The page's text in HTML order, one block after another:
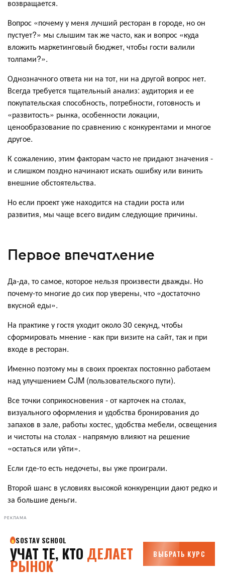
возвращается.
Вопрос «почему у меня лучший ресторан в городе, но он
пустует?» мы слышим так же часто, как и вопрос «куда
вложить маркетинговый бюджет, чтобы гости валили
толпами?».
Однозначного ответа ни на тот, ни на другой вопрос нет.
Всегда требуется тщательный анализ: аудитория и ее
покупательская способность, потребности, готовность и
«развитость» рынка, особенности локации,
ценообразование по сравнению с конкурентами и многое
другое.
К сожалению, этим факторам часто не придают значения -
и слишком поздно начинают искать ошибку или винить
внешние обстоятельства.
Но если проект уже находится на стадии роста или
развития, мы чаще всего видим следующие причины.
Первое впечатление
Да-да, то самое, которое нельзя произвести дважды. Но
почему-то многие до сих пор уверены, что «достаточно
вкусной еды».
На практике у гостя уходит около 30 секунд, чтобы
сформировать мнение - как при визите на сайт, так и при
входе в ресторан.
Именно поэтому мы в своих проектах постоянно работаем
над улучшением CJM (пользовательского пути).
Все точки соприкосновения - от карточек на столах,
визуального оформления и удобства бронирования до
запахов в зале, работы хостес, удобства мебели, освещения
и чистоты на столах - напрямую влияют на решение
«остаться или уйти».
Если где-то есть недочеты, вы уже проиграли.
Второй шанс в условиях высокой конкуренции дают редко и
за большие деньги.
РЕКЛАМА